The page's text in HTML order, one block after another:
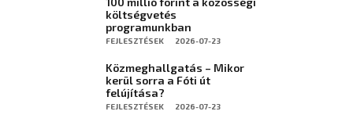
költségvetés
programunkban
FEJLESZTÉSEK 2026-07-23
Közmeghallgatás – Mikor
kerül sorra a Fóti út
felújítása?
FEJLESZTÉSEK 2026-07-23